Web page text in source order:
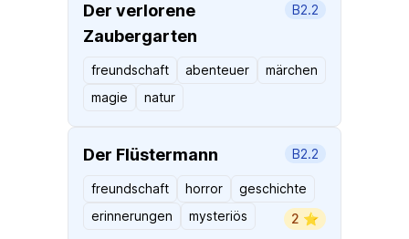
Der verlorene
Zaubergarten
B2.2
freundschaft abenteuer
märchen
magie
natur
Der Flüstermann B2.2
freundschaft horror
geschichte
erinnerungen
mysteriös 2 ⭐️